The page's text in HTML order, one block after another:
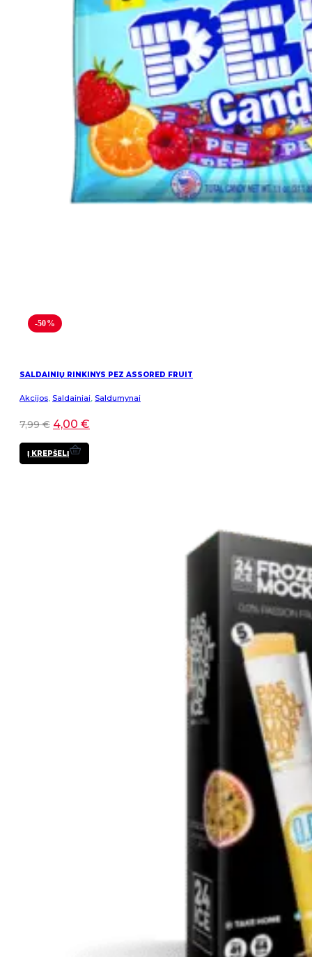
-50%
SALDAINIŲ RINKINYS PEZ ASSORED FRUIT
Akcijos, Saldainiai, Saldumynai
7,99€ 4,00 €
Į KREPŠELĮ